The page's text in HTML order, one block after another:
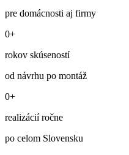
pre domácnosti aj firmy
0+
rokov skúseností
od návrhu po montáž
0+
realizácií ročne
po celom Slovensku